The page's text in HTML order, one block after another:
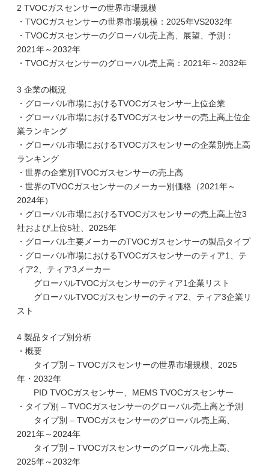
2 TVOCガスセンサーの世界市場規模
・TVOCガスセンサーの世界市場規模：2025年VS2032年
・TVOCガスセンサーのグローバル売上高、展望、予測：
2021年～2032年
・TVOCガスセンサーのグローバル売上高：2021年～2032年
3 企業の概況
・グローバル市場におけるTVOCガスセンサー上位企業
・グローバル市場におけるTVOCガスセンサーの売上高上位企
業ランキング
・グローバル市場におけるTVOCガスセンサーの企業別売上高
ランキング
・世界の企業別TVOCガスセンサーの売上高
・世界のTVOCガスセンサーのメーカー別価格（2021年～
2024年）
・グローバル市場におけるTVOCガスセンサーの売上高上位3
社および上位5社、2025年
・グローバル主要メーカーのTVOCガスセンサーの製品タイプ
・グローバル市場におけるTVOCガスセンサーのティア1、テ
ィア2、ティア3メーカー
グローバルTVOCガスセンサーのティア1企業リスト
グローバルTVOCガスセンサーのティア2、ティア3企業リ
スト
4 製品タイプ別分析
・概要
タイプ別 – TVOCガスセンサーの世界市場規模、2025
年・2032年
PID TVOCガスセンサー、MEMS TVOCガスセンサー
・タイプ別 – TVOCガスセンサーのグローバル売上高と予測
タイプ別 – TVOCガスセンサーのグローバル売上高、
2021年～2024年
タイプ別 – TVOCガスセンサーのグローバル売上高、
2025年～2032年